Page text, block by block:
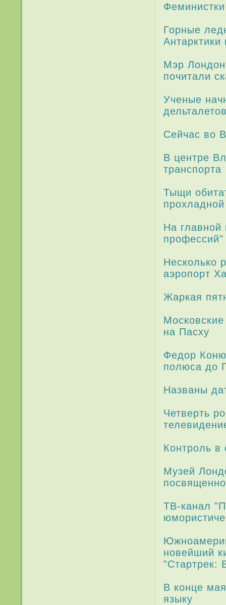
Горные
Мэр
почитали
Ученые
Сейчас во
В центре
транспорта
Тыщи
На
профессий"
Несколько
аэропорт
Жаркая
на Пасху
Федор
полюса до
Названы
Четверть
Контроль в
Музей
ТВ-канал
новейший
"Стартрек:
В конце
языку